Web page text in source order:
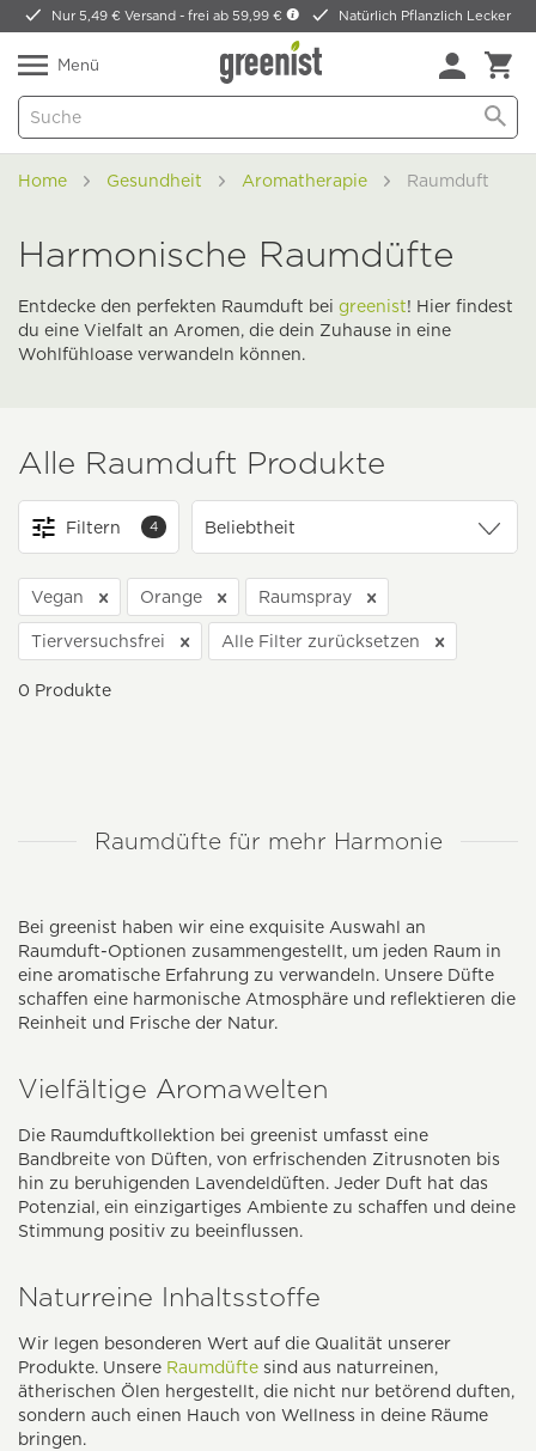
Nur 5,49 € Versand -frei ab 59,99 € Natürlich Pflanzlich Lecker
Menü
Home Gesundheit Aromatherapie Raumduft
Harmonische Raumdüfte
Entdecke den perfekten Raumduft bei greenist! Hier findest
du eine Vielfalt an Aromen, die dein Zuhause in eine
Wohlfühloase verwandeln können.
Alle Raumduft Produkte
Filtern 4
Vegan Orange Raumspray
Tierversuchsfrei Alle Filter zurücksetzen
0 Produkte
Raumdüfte für mehr Harmonie
Bei greenist haben wir eine exquisite Auswahl an
Raumduft-Optionen zusammengestellt, um jeden Raum in
eine aromatische Erfahrung zu verwandeln. Unsere Düfte
schaffen eine harmonische Atmosphäre und reflektieren die
Reinheit und Frische der Natur.
Vielfältige Aromawelten
Die Raumduftkollektion bei greenist umfasst eine
Bandbreite von Düften, von erfrischenden Zitrusnoten bis
hin zu beruhigenden Lavendeldüften. Jeder Duft hat das
Potenzial, ein einzigartiges Ambiente zu schaffen und deine
Stimmung positiv zu beeinflussen.
Naturreine Inhaltsstoffe
Wir legen besonderen Wert auf die Qualität unserer
Produkte. Unsere Raumdüfte sind aus naturreinen,
ätherischen Ölen hergestellt, die nicht nur betörend duften,
sondern auch einen Hauch von Wellness in deine Räume
bringen.